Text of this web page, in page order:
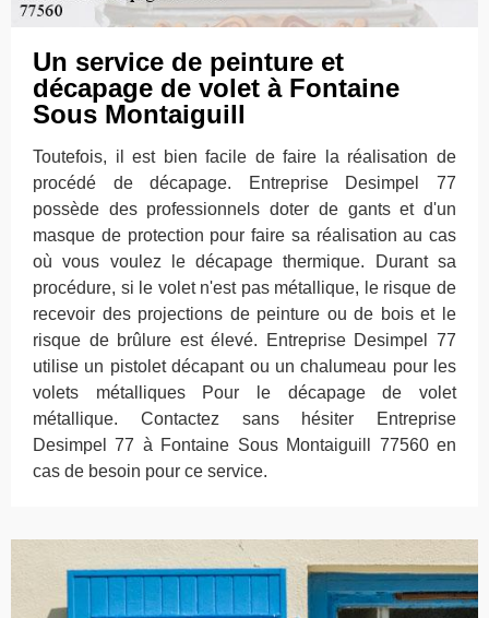
Un service de peinture et
décapage de volet à Fontaine
Sous Montaiguill
Toutefois, il est bien facile de faire la réalisation de
procédé de décapage. Entreprise Desimpel 77
possède des professionnels doter de gants et d'un
masque de protection pour faire sa réalisation au cas
où vous voulez le décapage thermique. Durant sa
procédure, si le volet n'est pas métallique, le risque de
recevoir des projections de peinture ou de bois et le
risque de brûlure est élevé. Entreprise Desimpel 77
utilise un pistolet décapant ou un chalumeau pour les
volets métalliques Pour le décapage de volet
métallique. Contactez sans hésiter Entreprise
Desimpel 77 à Fontaine Sous Montaiguill 77560 en
cas de besoin pour ce service.